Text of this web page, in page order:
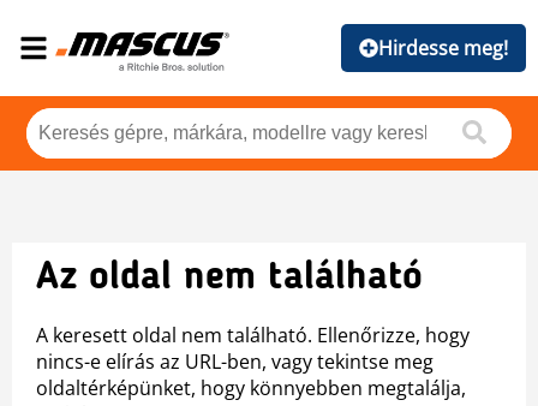
Hirdesse meg!
Az oldal nem található
A keresett oldal nem található. Ellenőrizze, hogy
nincs-e elírás az URL-ben, vagy tekintse meg
oldaltérképünket, hogy könnyebben megtalálja,